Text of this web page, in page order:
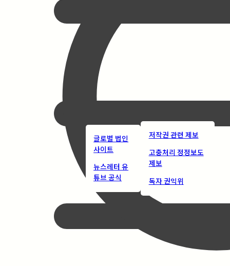
글로벌 법인
사이트
뉴스레터 유
튜브 공식
저작권 관련 제보
고충처리 정정보도
제보
독자 권익위